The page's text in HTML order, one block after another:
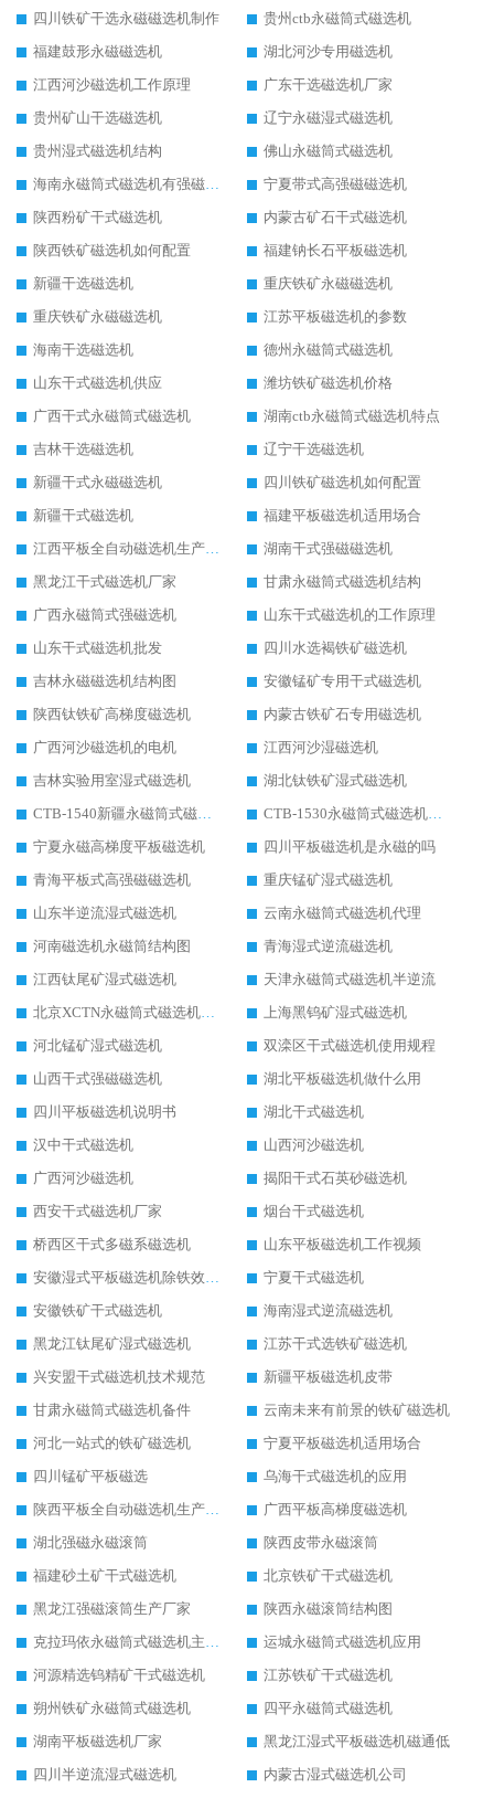
四川铁矿干选永磁磁选机制作
贵州ctb永磁筒式磁选机
福建鼓形永磁磁选机
湖北河沙专用磁选机
江西河沙磁选机工作原理
广东干选磁选机厂家
贵州矿山干选磁选机
辽宁永磁湿式磁选机
贵州湿式磁选机结构
佛山永磁筒式磁选机
海南永磁筒式磁选机有强磁的吗
宁夏带式高强磁磁选机
陕西粉矿干式磁选机
内蒙古矿石干式磁选机
陕西铁矿磁选机如何配置
福建钠长石平板磁选机
新疆干选磁选机
重庆铁矿永磁磁选机
重庆铁矿永磁磁选机
江苏平板磁选机的参数
海南干选磁选机
德州永磁筒式磁选机
山东干式磁选机供应
潍坊铁矿磁选机价格
广西干式永磁筒式磁选机
湖南ctb永磁筒式磁选机特点
吉林干选磁选机
辽宁干选磁选机
新疆干式永磁磁选机
四川铁矿磁选机如何配置
新疆干式磁选机
福建平板磁选机适用场合
江西平板全自动磁选机生产厂家
湖南干式强磁磁选机
黑龙江干式磁选机厂家
甘肃永磁筒式磁选机结构
广西永磁筒式强磁选机
山东干式磁选机的工作原理
山东干式磁选机批发
四川水选褐铁矿磁选机
吉林永磁磁选机结构图
安徽锰矿专用干式磁选机
陕西钛铁矿高梯度磁选机
内蒙古铁矿石专用磁选机
广西河沙磁选机的电机
江西河沙湿磁选机
吉林实验用室湿式磁选机
湖北钛铁矿湿式磁选机
CTB-1540新疆永磁筒式磁选机
CTB-1530永磁筒式磁选机代理商
宁夏永磁高梯度平板磁选机
四川平板磁选机是永磁的吗
青海平板式高强磁磁选机
重庆锰矿湿式磁选机
山东半逆流湿式磁选机
云南永磁筒式磁选机代理
河南磁选机永磁筒结构图
青海湿式逆流磁选机
江西钛尾矿湿式磁选机
天津永磁筒式磁选机半逆流
北京XCTN永磁筒式磁选机磁块位置
上海黑钨矿湿式磁选机
河北锰矿湿式磁选机
双滦区干式磁选机使用规程
山西干式强磁磁选机
湖北平板磁选机做什么用
四川平板磁选机说明书
湖北干式磁选机
汉中干式磁选机
山西河沙磁选机
广西河沙磁选机
揭阳干式石英砂磁选机
西安干式磁选机厂家
烟台干式磁选机
桥西区干式多磁系磁选机
山东平板磁选机工作视频
安徽湿式平板磁选机除铁效果怎么样
宁夏干式磁选机
安徽铁矿干式磁选机
海南湿式逆流磁选机
黑龙江钛尾矿湿式磁选机
江苏干式选铁矿磁选机
兴安盟干式磁选机技术规范
新疆平板磁选机皮带
甘肃永磁筒式磁选机备件
云南未来有前景的铁矿磁选机
河北一站式的铁矿磁选机
宁夏平板磁选机适用场合
四川锰矿平板磁选
乌海干式磁选机的应用
陕西平板全自动磁选机生产厂家
广西平板高梯度磁选机
湖北强磁永磁滚筒
陕西皮带永磁滚筒
福建砂土矿干式磁选机
北京铁矿干式磁选机
黑龙江强磁滚筒生产厂家
陕西永磁滚筒结构图
克拉玛依永磁筒式磁选机主要技术参数
运城永磁筒式磁选机应用
河源精选钨精矿干式磁选机
江苏铁矿干式磁选机
朔州铁矿永磁筒式磁选机
四平永磁筒式磁选机
湖南平板磁选机厂家
黑龙江湿式平板磁选机磁通低
四川半逆流湿式磁选机
内蒙古湿式磁选机公司